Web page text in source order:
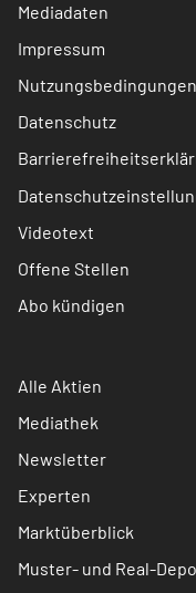
Mediadaten
Impressum
Nutzungsbedingungen
Datenschutz
Videotext
Offene Stellen
Abo kündigen
Alle Aktien
Mediathek
Newsletter
Experten
Marktüberblick
Muster- und Real-